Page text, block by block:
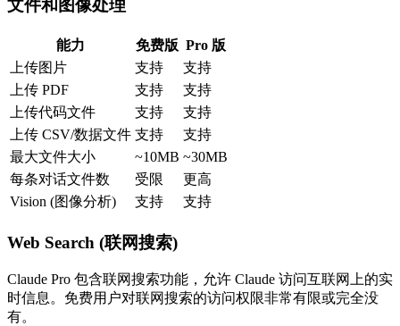
文件和图像处理
能力 免费版 Pro 版
上传图片
支持
支持
上传 PDF
支持
支持
上传代码文件
支持
支持
上传 CSV/数据文件 支持
支持
最大文件大小
~10MB ~30MB
每条对话文件数
受限
更高
Vision (图像分析)
支持 支持
Web Search (联网搜索)
Claude Pro 包含联网搜索功能，允许 Claude 访问互联网上的实
时信息。免费用户对联网搜索的访问权限非常有限或完全没
有。